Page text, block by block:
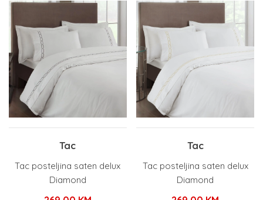
Tac
Tac posteljina saten delux
Diamond
Tac
Tac posteljina saten delux
Diamond